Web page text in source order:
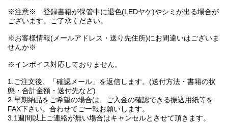
※注意※ 登録書籍が保管中に退色(LEDヤケ)やシミが出る場合が
ございます。ご了承ください。
※お客様情報(メールアドレス・送り先住所)にお間違いはございま
せんか※
※インボイス対応しておりません。
1.ご注文後、「確認メール」を返信します。(送付方法・書籍の状
態・合計金額・送付先など)
2.早期納品をご希望の場合は、ご入金の確認できる振込用紙等を
FAX下さい。合わせてご一報お願いします。
3.1週間以上ご連絡が無い場合はキャンセルとさせて頂きます。